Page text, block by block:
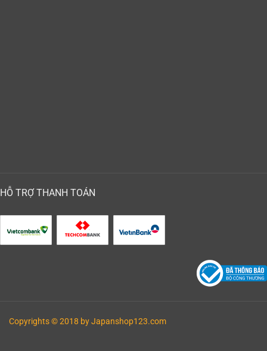
HỖ TRỢ THANH TOÁN
Copyrights © 2018 by Japanshop123.com